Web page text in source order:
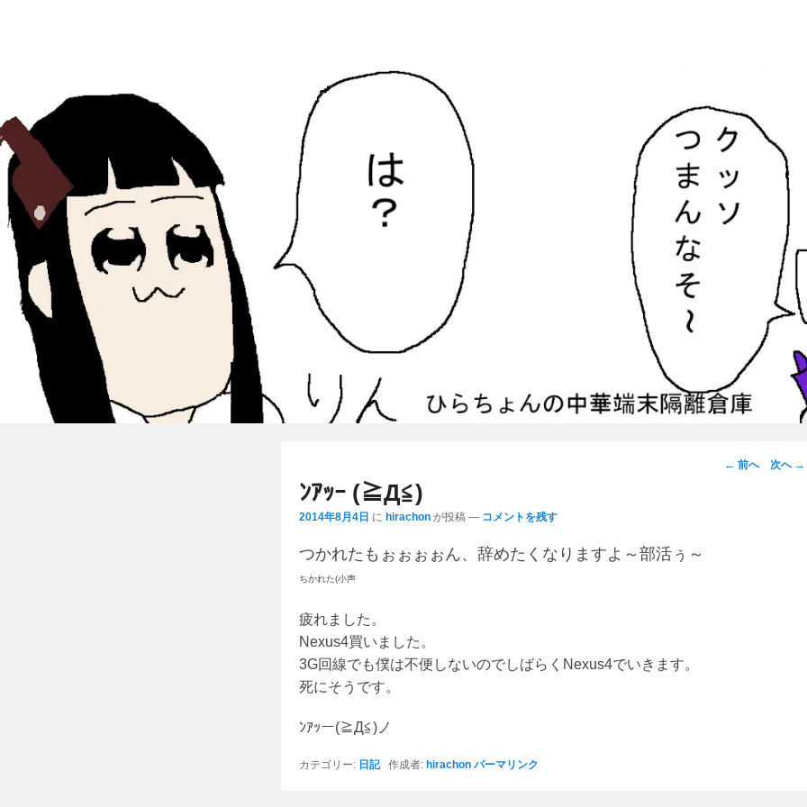
ほたがページ上部にある検索バーを消してくれたサイトです。
投
← 前へ 次へ →
ﾝｱｯｰ (≧Д≦)
2014年8月4日 に hirachon が投稿 — コメントを残す
つかれたもぉぉぉぉん、辞めたくなりますよ～部活ぅ～
ちかれた(小声
疲れました。
Nexus4買いました。
3G回線でも僕は不便しないのでしばらくNexus4でいきます。
死にそうです。
ﾝｱｯー(≧Д≦)ノ
カテゴリー: 日記作成者: hirachon パーマリンク